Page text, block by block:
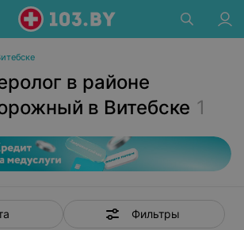
в районе
в Витебске 1
Фильтры